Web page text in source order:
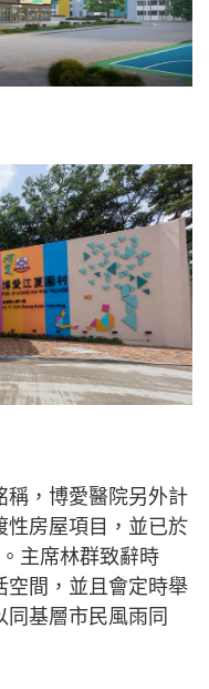
稱，博愛醫院另外計
性房屋項目，並已於
主席林群致辭時
空間，並且會定時舉
基層市民風雨同